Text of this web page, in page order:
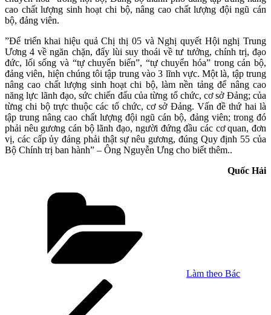
cao chất lượng sinh hoạt chi bộ, nâng cao chất lượng đội ngũ cán
bộ, đảng viên.
”Để triển khai hiệu quả Chị thị 05 và Nghị quyết Hội nghị Trung
Ương 4 về ngăn chặn, đẩy lùi suy thoái về tư tưởng, chính trị, đạo
đức, lối sống và “tự chuyển biến”, “tự chuyển hóa” trong cán bộ,
đảng viên, hiện chúng tôi tập trung vào 3 lĩnh vực. Một là, tập trung
nâng cao chất lượng sinh hoạt chi bộ, làm nền tảng để nâng cao
năng lực lãnh đạo, sức chiến đấu của từng tổ chức, cơ sở Đảng; của
từng chi bộ trực thuộc các tổ chức, cơ sở Đảng. Vấn đề thứ hai là
tập trung nâng cao chất lượng đội ngũ cán bộ, đảng viên; trong đó
phải nêu gương cán bộ lãnh đạo, người đứng đầu các cơ quan, đơn
vị, các cấp ủy đảng phải thật sự nêu gương, đúng Quy định 55 của
Bộ Chính trị ban hành” – Ông Nguyễn Ưng cho biết thêm..
Quốc Hải
Làm theo Bác